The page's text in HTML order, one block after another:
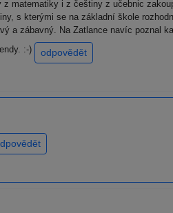
matematiky i z češtiny z učebnic
s kterými se na základní škole
a zábavný. Na Zatlance navíc poznal
:-)
odpovědět